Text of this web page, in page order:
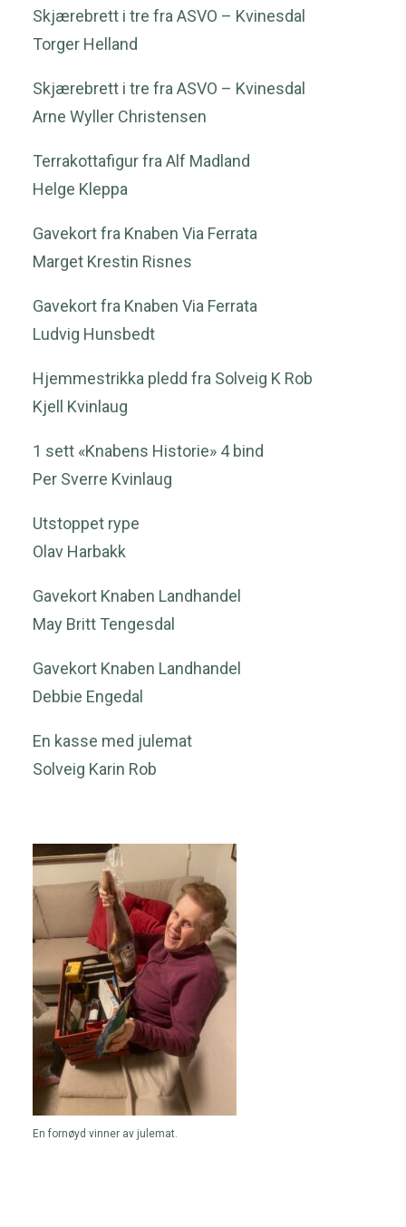
Skjærebrett i tre fra ASVO – Kvinesdal
Torger Helland
Skjærebrett i tre fra ASVO – Kvinesdal
Arne Wyller Christensen
Terrakottafigur fra Alf Madland
Helge Kleppa
Gavekort fra Knaben Via Ferrata
Marget Krestin Risnes
Gavekort fra Knaben Via Ferrata
Ludvig Hunsbedt
Hjemmestrikka pledd fra Solveig K Rob
Kjell Kvinlaug
1 sett «Knabens Historie» 4 bind
Per Sverre Kvinlaug
Utstoppet rype
Olav Harbakk
Gavekort Knaben Landhandel
May Britt Tengesdal
Gavekort Knaben Landhandel
Debbie Engedal
En kasse med julemat
Solveig Karin Rob
En fornøyd vinner av julemat.